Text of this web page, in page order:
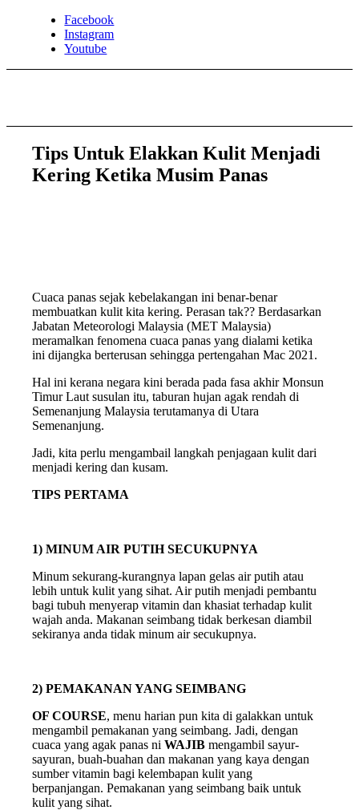
Facebook
Instagram
Youtube
Tips Untuk Elakkan Kulit Menjadi
Kering Ketika Musim Panas
Cuaca panas sejak kebelakangan ini benar-benar
membuatkan kulit kita kering. Perasan tak?? Berdasarkan
Jabatan Meteorologi Malaysia (MET Malaysia)
meramalkan fenomena cuaca panas yang dialami ketika
ini dijangka berterusan sehingga pertengahan Mac 2021.
Hal ini kerana negara kini berada pada fasa akhir Monsun
Timur Laut susulan itu, taburan hujan agak rendah di
Semenanjung Malaysia terutamanya di Utara
Semenanjung.
Jadi, kita perlu mengambail langkah penjagaan kulit dari
menjadi kering dan kusam.
TIPS PERTAMA
1) MINUM AIR PUTIH SECUKUPNYA
Minum sekurang-kurangnya lapan gelas air putih atau
lebih untuk kulit yang sihat. Air putih menjadi pembantu
bagi tubuh menyerap vitamin dan khasiat terhadap kulit
wajah anda. Makanan seimbang tidak berkesan diambil
sekiranya anda tidak minum air secukupnya.
2) PEMAKANAN YANG SEIMBANG
OF COURSE, menu harian pun kita di galakkan untuk
mengambil pemakanan yang seimbang. Jadi, dengan
cuaca yang agak panas niWAJIBmengambil sayur-
sayuran, buah-buahan dan makanan yang kaya dengan
sumber vitamin bagi kelembapan kulit yang
berpanjangan. Pemakanan yang seimbang baik untuk
kulit yang sihat.